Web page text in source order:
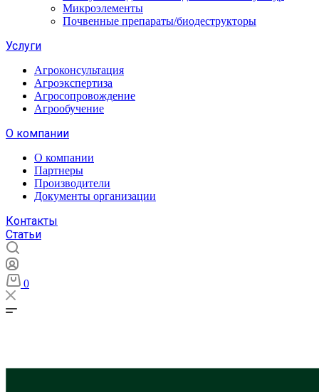
Микроэлементы
Почвенные препараты/биодеструкторы
Услуги
Агроконсультация
Агроэкспертиза
Агросопровождение
Агрообучение
О компании
О компании
Партнеры
Производители
Документы организации
Контакты
Статьи
0